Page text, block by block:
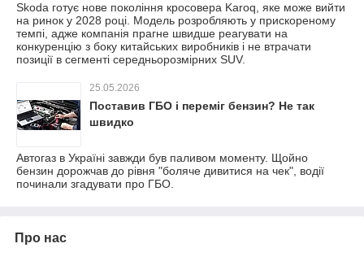
Skoda готує нове покоління кросовера Karoq, яке може вийти
на ринок у 2028 році. Модель розробляють у прискореному
темпі, адже компанія прагне швидше реагувати на
конкуренцію з боку китайських виробників і не втрачати
позиції в сегменті середньорозмірних SUV.
25.05.2026
Поставив ГБО і переміг бензин? Не так
швидко
Автогаз в Україні завжди був паливом моменту. Щойно
бензин дорожчав до рівня "боляче дивитися на чек", водії
починали згадувати про ГБО.
Про нас